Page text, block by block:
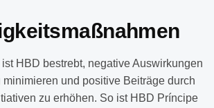
ist HBD bestrebt, negative Auswirkungen
und positive Beiträge durch
zu erhöhen. So ist HBD Príncipe